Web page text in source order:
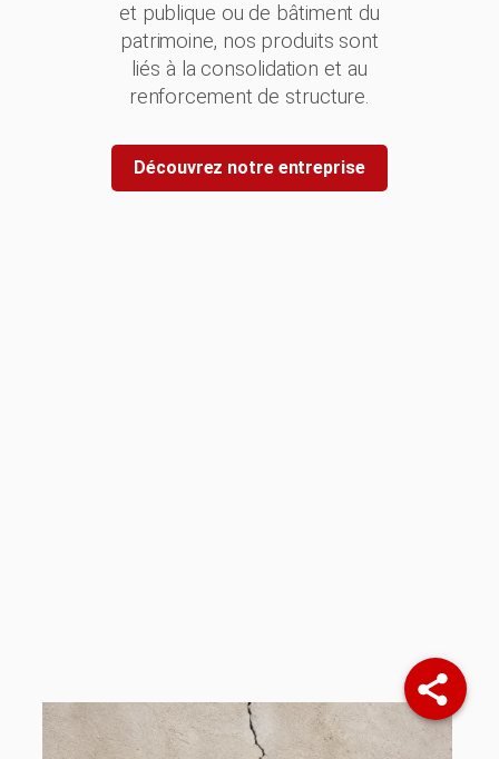
et publique ou de bâtiment du
patrimoine, nos produits sont
liés à la consolidation et au
renforcement de structure.
Découvrez notre entreprise